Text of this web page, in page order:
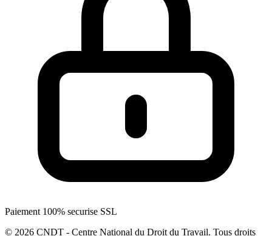
Paiement 100% securise SSL
© 2026 CNDT - Centre National du Droit du Travail. Tous droits